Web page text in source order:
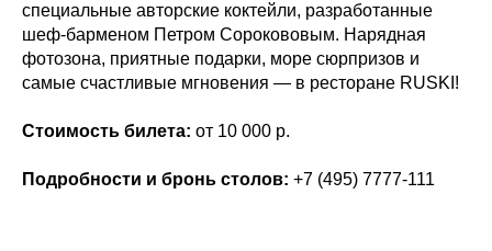
специальные авторские коктейли, разработанные
шеф-барменом Петром Сорокововым. Нарядная
фотозона, приятные подарки, море сюрпризов и
самые счастливые мгновения — в ресторане RUSKI!
Стоимость билета: от 10 000 р.
Подробности и бронь столов: +7 (495) 7777-111